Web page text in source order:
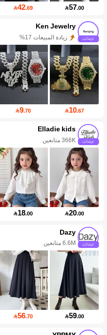
57.00
42.69
Ken Jewelry
زيادة المبيعات 17%
10.67
9.70
Elladie kids
366K متابعين
20.00
18.00
Dazy
6.6M متابعين
59.00
56.70